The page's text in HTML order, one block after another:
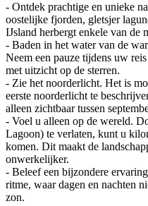
- Ontdek prachtige en unieke
oostelijke fjorden, gletsjer
IJsland herbergt enkele van de
- Baden in het water van de
Neem een pauze tijdens uw
met uitzicht op de sterren.
- Zie het noorderlicht. Het is
eerste noorderlicht te
alleen zichtbaar tussen
- Voel u alleen op de wereld.
Lagoon) te verlaten, kunt u
komen. Dit maakt de
onwerkelijker.
- Beleef een bijzondere
ritme, waar dagen en nachten
zon.